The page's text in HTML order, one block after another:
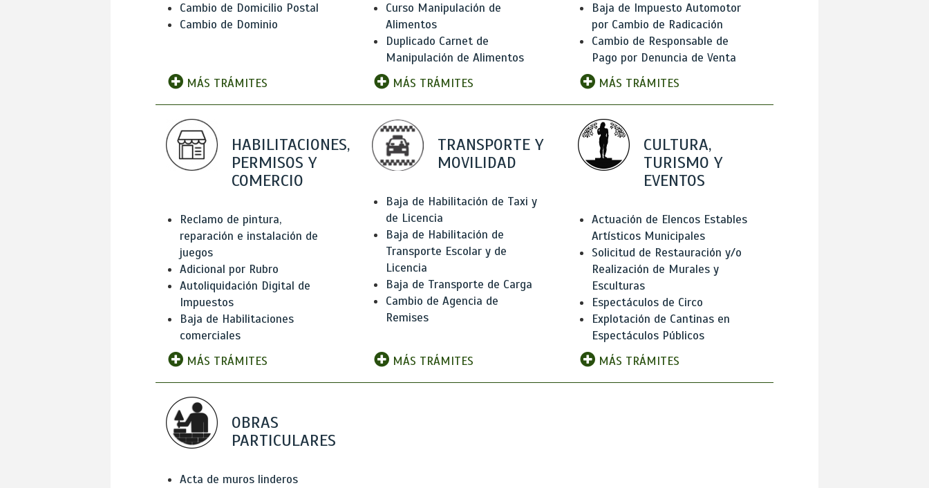
Cambio de Domicilio Postal
Cambio de Dominio
MÁS TRÁMITES
Curso Manipulación de
Alimentos
Duplicado Carnet de
Manipulación de Alimentos
MÁS TRÁMITES
Baja de Impuesto Automotor
por Cambio de Radicación
Cambio de Responsable de
Pago por Denuncia de Venta
MÁS TRÁMITES
HABILITACIONES,
PERMISOS Y
COMERCIO
Reclamo de pintura,
reparación e instalación de
juegos
Adicional por Rubro
Autoliquidación Digital de
Impuestos
Baja de Habilitaciones
comerciales
MÁS TRÁMITES
TRANSPORTE Y
MOVILIDAD
Baja de Habilitación de Taxi y
de Licencia
Baja de Habilitación de
Transporte Escolar y de
Licencia
Baja de Transporte de Carga
Cambio de Agencia de
Remises
MÁS TRÁMITES
CULTURA,
TURISMO Y
EVENTOS
Actuación de Elencos Estables
Artísticos Municipales
Solicitud de Restauración y/o
Realización de Murales y
Esculturas
Espectáculos de Circo
Explotación de Cantinas en
Espectáculos Públicos
MÁS TRÁMITES
OBRAS
PARTICULARES
Acta de muros linderos